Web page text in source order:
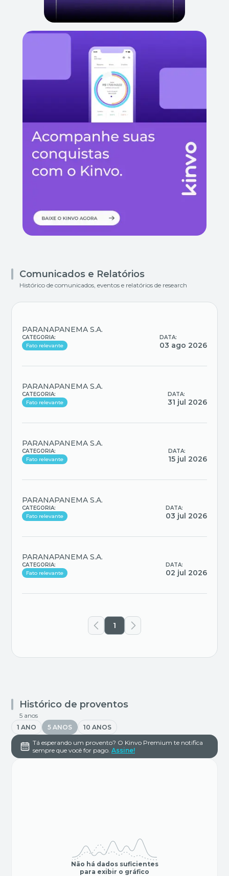
Comunicados e Relatórios
Histórico de comunicados, eventos e relatórios de research
PARANAPANEMA S.A.
CATEGORIA:
Fato relevante
DATA:
03 ago 2026
PARANAPANEMA S.A.
CATEGORIA:
Fato relevante
DATA:
31 jul 2026
PARANAPANEMA S.A.
CATEGORIA:
Fato relevante
DATA:
15 jul 2026
PARANAPANEMA S.A.
CATEGORIA:
Fato relevante
DATA:
03 jul 2026
PARANAPANEMA S.A.
CATEGORIA:
Fato relevante
DATA:
02 jul 2026
1
Histórico de proventos
5 anos
1 ANO
5 ANOS
10 ANOS
Tá esperando um provento? O Kinvo Premium te notifica
sempre que você for pago. Assine!
Não há dados suficientes
para exibir o gráfico